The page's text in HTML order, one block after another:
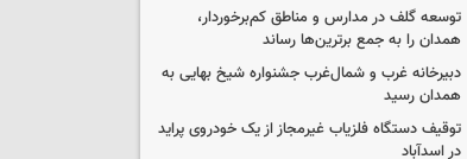
توسعه گلف در مدارس و مناطق کم‌برخوردار،
همدان را به جمع برترین‌ها رساند
دبیرخانه غرب و شمال‌غرب جشنواره شیخ بهایی به
همدان رسید
توقیف دستگاه فلزیاب غیرمجاز از یک خودروی پراید
در اسدآباد